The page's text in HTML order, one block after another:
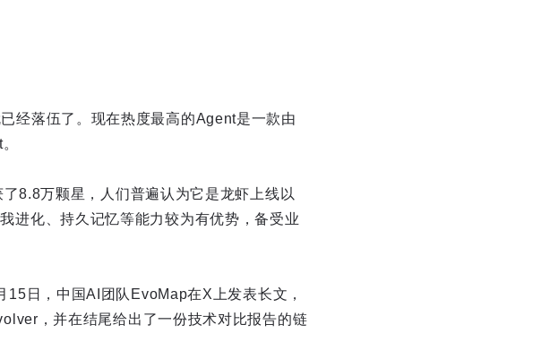
经落伍了。现在热度最高的Agent是一款由
8.8万颗星，人们普遍认为它是龙虾上线以
进化、持久记忆等能力较为有优势，备受业
日，中国AI团队EvoMap在X上发表长文，
，并在结尾给出了一份技术对比报告的链